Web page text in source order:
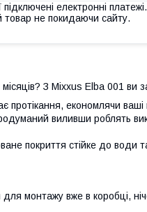
підключені електронні
товар не покидаючи сайту.
З Mixxus Elba 001 ви
економлячи ваші
виливши роблять
покриття стійке до води
монтажу вже в коробці,